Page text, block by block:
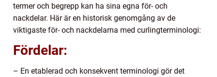
termer och begrepp kan ha sina egna för- och
nackdelar. Här är en historisk genomgång av de
viktigaste för- och nackdelarna med curlingterminologi:
Fördelar:
– En etablerad och konsekvent terminologi gör det